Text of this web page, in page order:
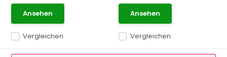
Vergleichen
Ansehen
Vergleichen
Ansehen